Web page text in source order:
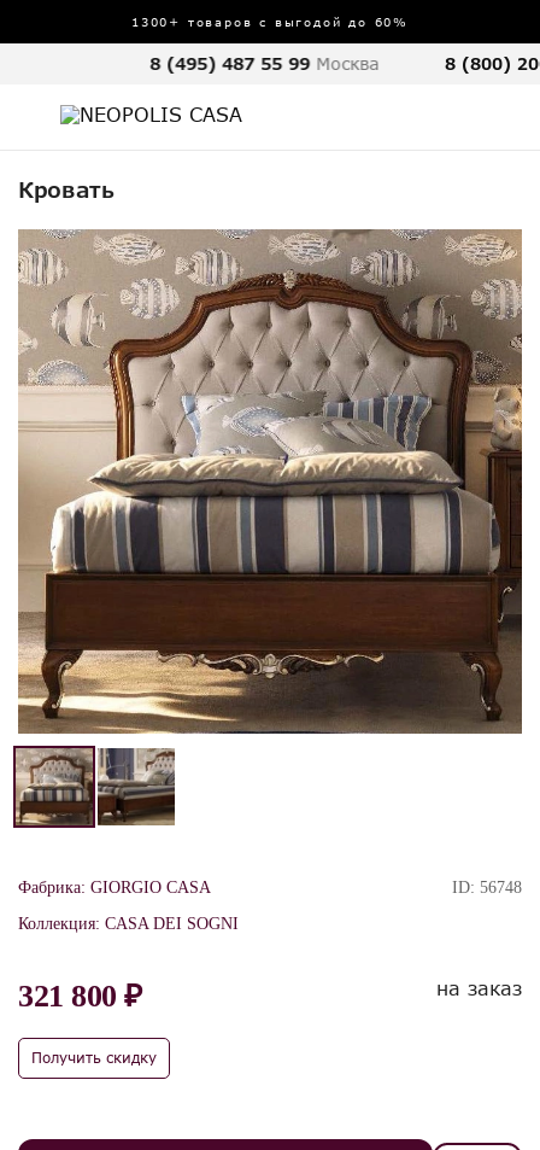
1300+ товаров с выгодой до 60%
8 (495) 487 55 99 Москва 8 (800)
Кровать
Фабрика: GIORGIO CASA
Коллекция: CASA DEI SOGNI
ID: 56748
321 800 ₽
Получить скидку
на заказ